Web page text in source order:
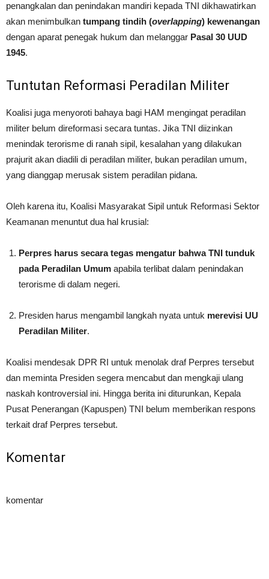
penangkalan dan penindakan mandiri kepada TNI dikhawatirkan
akan menimbulkan tumpang tindih (overlapping) kewenangan
dengan aparat penegak hukum dan melanggar Pasal 30 UUD
1945.
Tuntutan Reformasi Peradilan Militer
Koalisi juga menyoroti bahaya bagi HAM mengingat peradilan
militer belum direformasi secara tuntas. Jika TNI diizinkan
menindak terorisme di ranah sipil, kesalahan yang dilakukan
prajurit akan diadili di peradilan militer, bukan peradilan umum,
yang dianggap merusak sistem peradilan pidana.
Oleh karena itu, Koalisi Masyarakat Sipil untuk Reformasi Sektor
Keamanan menuntut dua hal krusial:
Perpres harus secara tegas mengatur bahwa TNI tunduk
pada Peradilan Umum apabila terlibat dalam penindakan
terorisme di dalam negeri.
Presiden harus mengambil langkah nyata untuk merevisi UU
Peradilan Militer.
Koalisi mendesak DPR RI untuk menolak draf Perpres tersebut
dan meminta Presiden segera mencabut dan mengkaji ulang
naskah kontroversial ini. Hingga berita ini diturunkan, Kepala
Pusat Penerangan (Kapuspen) TNI belum memberikan respons
terkait draf Perpres tersebut.
Komentar
komentar